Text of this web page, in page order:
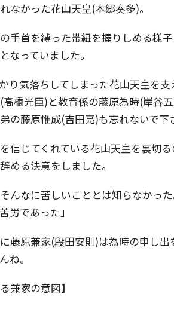
なかった花山天皇(本郷奏多)。
手首を縛った帯紐を握りしめる様
なっていました。
り気落ちしてしまった花山天皇を
高橋光臣)と教育係の藤原為時(岸
の藤原惟成(吉田亮)も忘れないで下
信じてくれている花山天皇を裏切
める決意をしました。
そんなに苦しいこととは知らなかっ
労であった」
藤原兼家(段田安則)は為時の申し
ね。
兼家の意図】